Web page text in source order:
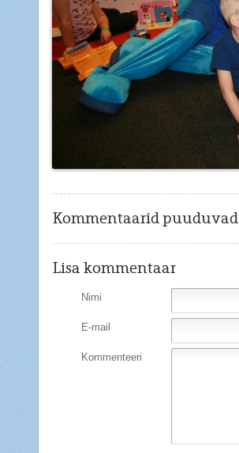
Kommentaarid puuduvad
Lisa kommentaar
Nimi
E-mail
Kommenteeri